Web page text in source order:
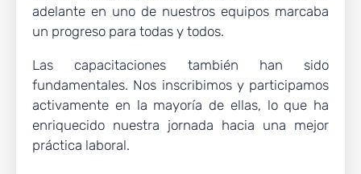
adelante en uno de nuestros equipos marcaba
un progreso para todas y todos.
Las capacitaciones también han sido
fundamentales. Nos inscribimos y participamos
activamente en la mayoría de ellas, lo que ha
enriquecido nuestra jornada hacia una mejor
práctica laboral.